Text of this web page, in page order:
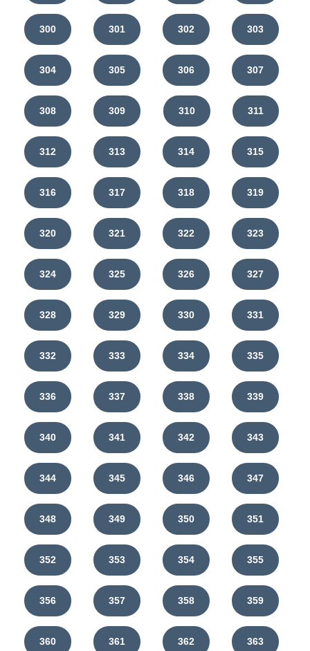
300 301 302 303
304 305 306 307
308 309 310 311
312 313 314 315
316 317 318 319
320 321 322 323
324 325 326 327
328 329 330 331
332 333 334 335
336 337 338 339
340 341 342 343
344 345 346 347
348 349 350 351
352 353 354 355
356 357 358 359
360 361 362 363